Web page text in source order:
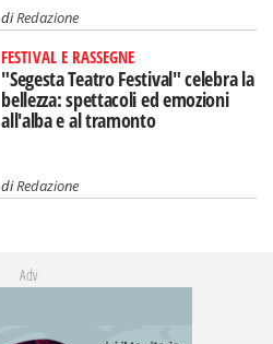
diRedazione
FESTIVAL E RASSEGNE
"Segesta Teatro Festival" celebra la
bellezza: spettacoli ed emozioni
all'alba e al tramonto
diRedazione
Adv